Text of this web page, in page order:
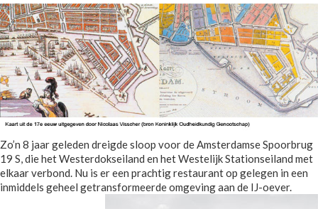
Zo’n 8 jaar geleden dreigde sloop voor de Amsterdamse Spoorbrug
19 S, die het Westerdokseiland en het Westelijk Stationseiland met
elkaar verbond. Nu is er een prachtig restaurant op gelegen in een
inmiddels geheel getransformeerde omgeving aan de IJ-oever.